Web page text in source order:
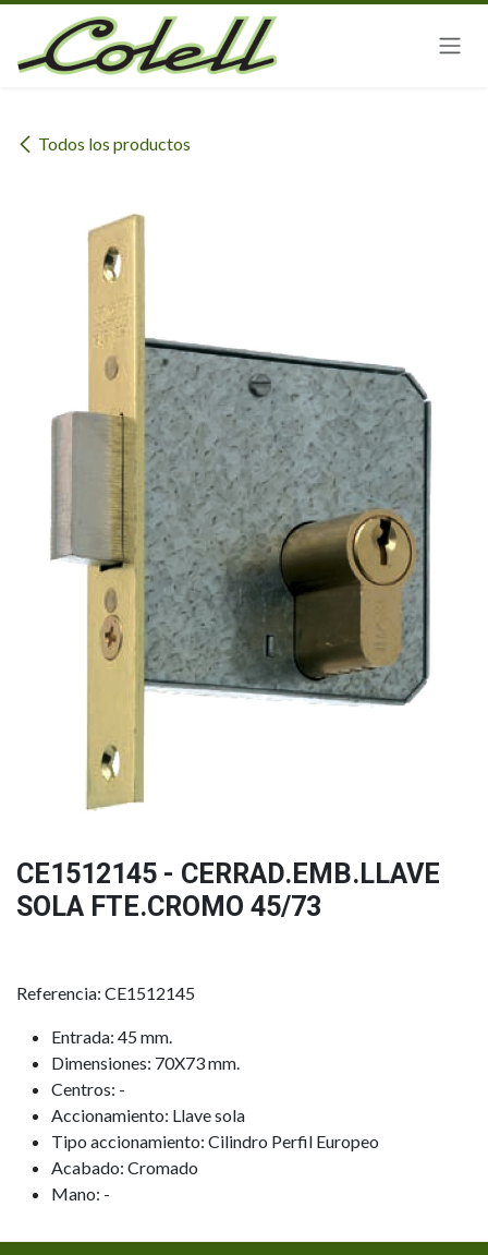
Ir al contenido
Todos los productos
CE1512145 - CERRAD.EMB.LLAVE
SOLA FTE.CROMO 45/73
Referencia: CE1512145
Entrada: 45 mm.
Dimensiones: 70X73 mm.
Centros: -
Accionamiento: Llave sola
Tipo accionamiento: Cilindro Perfil Europeo
Acabado: Cromado
Mano: -